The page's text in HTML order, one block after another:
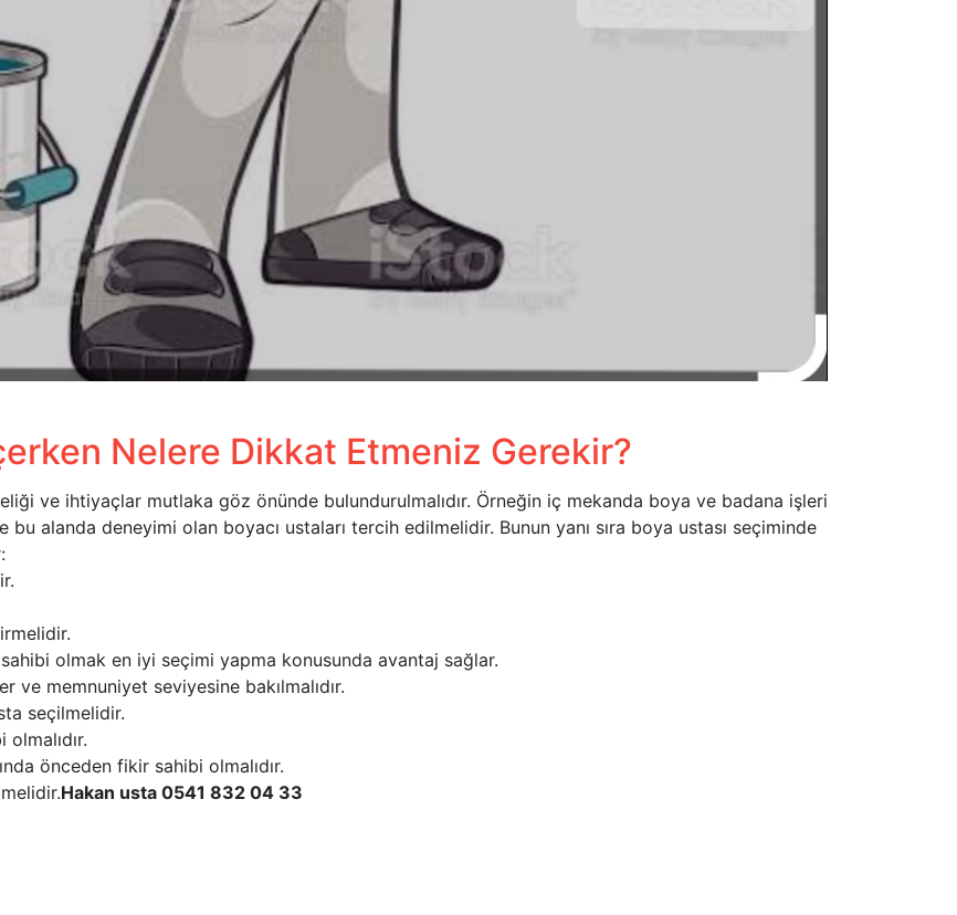
Nelere Dikkat Etmeniz Gerekir?
ve ihtiyaçlar mutlaka göz önünde bulundurulmalıdır. Örneğin iç mekanda boya ve badana işleri
alanda deneyimi olan boyacı ustaları tercih edilmelidir. Bunun yanı sıra boya ustası seçiminde
olmak en iyi seçimi yapma konusunda avantaj sağlar.
memnuniyet seviyesine bakılmalıdır.
seçilmelidir.
önceden fikir sahibi olmalıdır.
Hakan usta 0541 832 04 33